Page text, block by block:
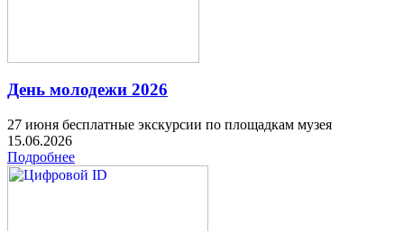
День молодежи 2026
27 июня бесплатные экскурсии по площадкам музея
15.06.2026
Подробнее